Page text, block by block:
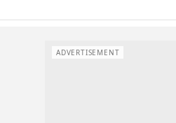
ADVERTISEMENT